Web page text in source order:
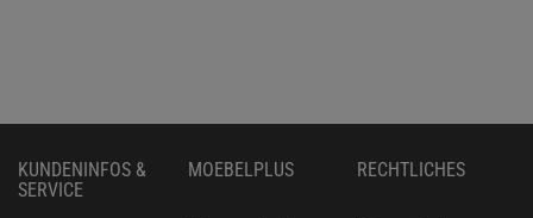
KUNDENINFOS &
SERVICE
MOEBELPLUS RECHTLICHES